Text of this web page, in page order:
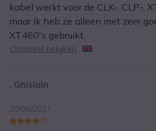
kabel werkt voor de CLK-, CLP-,
maar ik heb ze alleen met zeer
XT460's gebruikt.
Origineel bekijken
. Ghislain
20/06/2017